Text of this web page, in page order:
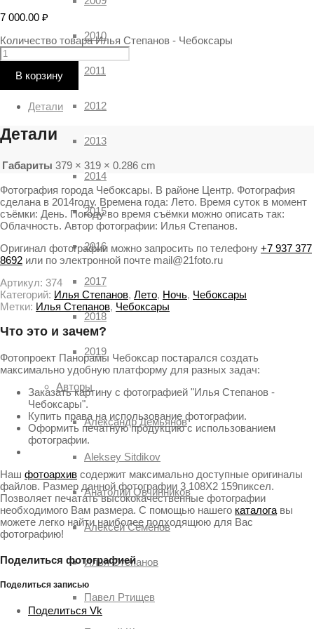
2010
2011
2012
2013
2014
2015
2016
2017
2018
2019
Авторы
Александр Демьянов
Aleksey Sitdikov
Анатолий Овчинников
Алексей Семёнов
Илья Степанов
Павел Ртищев
7 000.00 ₽
Количество товара Илья Степанов - Чебоксары
В корзину
Детали
Детали
Габариты 379 × 319 × 0.286 cm
Фотография города Чебоксары. В районе Центр. Фотография
сделана в 2014году. Времена года: Лето. Время суток в момент
съёмки: День. Погоду во время съёмки можно описать так:
Облачность. Автор фотографии: Илья Степанов.
Оригинал фотографии можно запросить по телефону +7 937 377
8692 или по электронной почте mail@21foto.ru
Артикул: 374
Категорий: Илья Степанов, Лето, Ночь, Чебоксары
Метки: Илья Степанов, Чебоксары
Что это и зачем?
Фотопроект Панорамы Чебоксар постарался создать
максимально удобную платформу для разных задач:
Заказать картину с фотографией "Илья Степанов -
Чебоксары".
Купить права на использование фотографии.
Оформить печатную продукцию с использованием
фотографии.
Наш фотоархив содержит максимально доступные оригиналы
файлов. Размер данной фотографии 3 108X2 159пиксел.
Позволяет печатать высококачественные фотографии
необходимого Вам размера. С помощью нашего каталога вы
можете легко найти наиболее подходящюю для Вас
фотографию!
Поделиться фотографией
Поделиться записью
Поделиться Vk